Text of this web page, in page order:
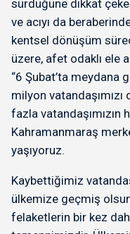
sürdüğüne dikkat
ve acıyı da
kentsel dönüşüm
üzere, afet odaklı ele
“6 Şubat’ta meydana
milyon
fazla vatandaşımızın
Kahramanmaraş
yaşıyoruz.
Kaybettiğimiz
ülkemize geçmiş
felaketlerin bir kez